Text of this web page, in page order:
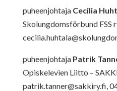
puheenjohtaja Cecilia
Skolungdomsförbund FSS
puheenjohtaja Patrik
Opiskelevien Liitto –
patrik.tanner@sakkiry.fi ,